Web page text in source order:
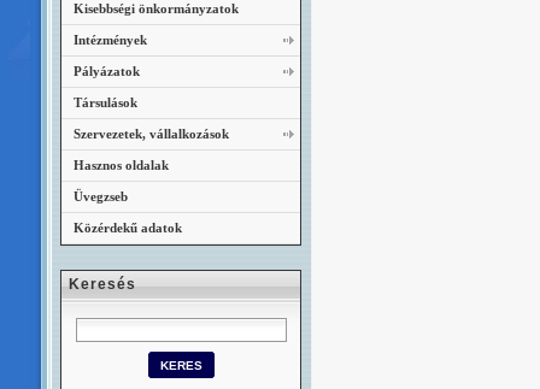
Kisebbségi önkormányzatok
Intézmények
Pályázatok
Társulások
Szervezetek, vállalkozások
Hasznos oldalak
Üvegzseb
Közérdekű adatok
Keresés